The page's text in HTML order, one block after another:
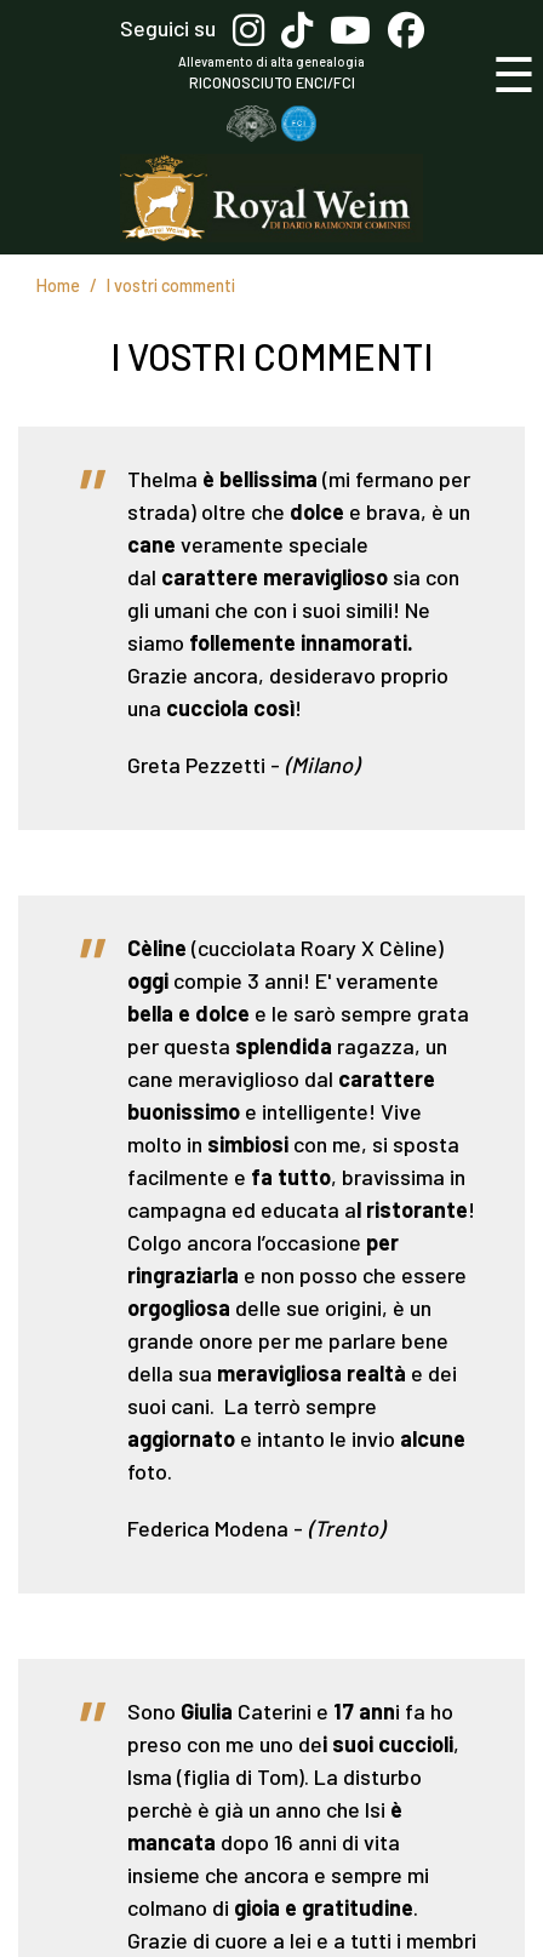
Seguici su
Allevamento di alta genealogia
RICONOSCIUTO ENCI/FCI ☰
Home I vostri commenti
I VOSTRI COMMENTI
" Thelma è bellissima (mi fermano per
strada) oltre che dolce e brava, è un
cane veramente speciale
dal carattere meraviglioso sia con
gli umani che con i suoi simili! Ne
siamo follemente innamorati.
Grazie ancora, desideravo proprio
una cucciola così!
Greta Pezzetti - (Milano)
" Cèline (cucciolata Roary X Cèline)
oggi compie 3 anni! E' veramente
bella e dolce e le sarò sempre grata
per questa splendida ragazza, un
cane meraviglioso dal carattere
buonissimo e intelligente! Vive
molto in simbiosi con me, si sposta
facilmente e fa tutto, bravissima in
campagna ed educata al ristorante!
Colgo ancora l’occasione per
ringraziarla e non posso che essere
orgogliosa delle sue origini, è un
grande onore per me parlare bene
della sua meravigliosa realtà e dei
suoi cani. La terrò sempre
aggiornato e intanto le invio alcune
foto.
Federica Modena - (Trento)
" Sono Giulia Caterini e 17 anni fa ho
preso con me uno dei suoi cuccioli,
Isma (figlia di Tom). La disturbo
perchè è già un anno che Isi è
mancata dopo 16 anni di vita
insieme che ancora e sempre mi
colmano di gioia e gratitudine.
Grazie di cuore a lei e a tutti i membri